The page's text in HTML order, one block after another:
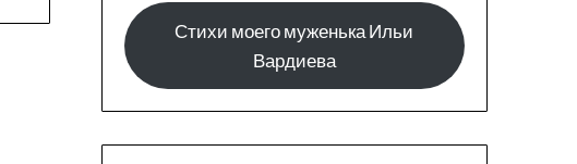
Стихи моего муженька Ильи
Вардиева